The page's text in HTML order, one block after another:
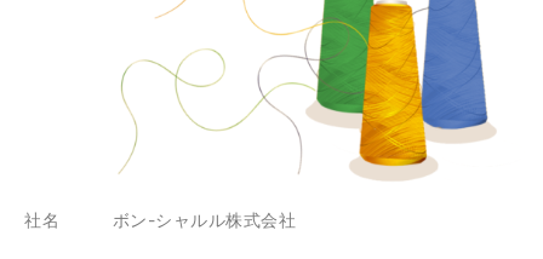
社名 ボン-シャルル株式会社